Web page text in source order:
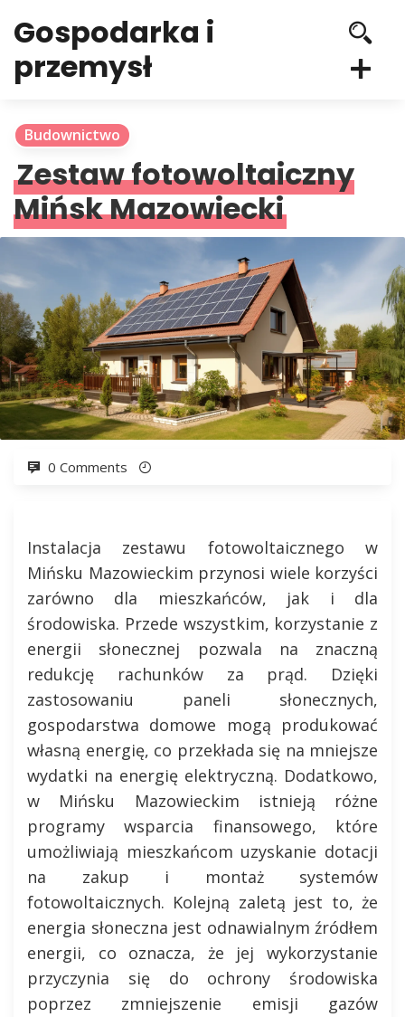
Gospodarka i
przemysł
Budownictwo
Zestaw fotowoltaiczny
Mińsk Mazowiecki
0 Comments
Instalacja zestawu fotowoltaicznego w
Mińsku Mazowieckim przynosi wiele korzyści
zarówno dla mieszkańców, jak i dla
środowiska. Przede wszystkim, korzystanie z
energii słonecznej pozwala na znaczną
redukcję rachunków za prąd. Dzięki
zastosowaniu paneli słonecznych,
gospodarstwa domowe mogą produkować
własną energię, co przekłada się na mniejsze
wydatki na energię elektryczną. Dodatkowo,
w Mińsku Mazowieckim istnieją różne
programy wsparcia finansowego, które
umożliwiają mieszkańcom uzyskanie dotacji
na zakup i montaż systemów
fotowoltaicznych. Kolejną zaletą jest to, że
energia słoneczna jest odnawialnym źródłem
energii, co oznacza, że jej wykorzystanie
przyczynia się do ochrony środowiska
poprzez zmniejszenie emisji gazów